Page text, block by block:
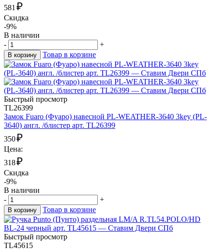
581₽
Скидка
-9%
В наличии
-
+
В корзину Товар в корзине
Быстрый просмотр
TL26399
Замок Fuaro (Фуаро) навесной PL-WEATHER-3640 3key (PL-
3640) англ. /блистер арт. TL26399
350₽
Цена:
318₽
Скидка
-9%
В наличии
-
+
В корзину Товар в корзине
Быстрый просмотр
TL45615